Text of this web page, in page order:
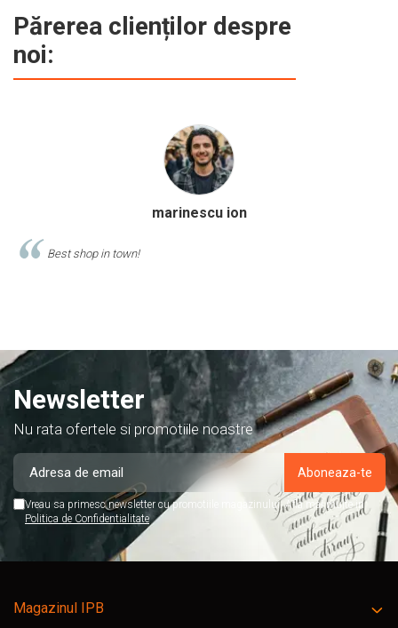
Părerea clienților despre
noi:
Newsletter
Nu rata ofertele si promotiile noastre
Vreau sa primesc newsletter cu promotiile magazinului. Afla mai multe in
Politica de Confidentialitate
Magazinul IPB